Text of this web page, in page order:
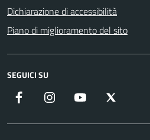
Dichiarazione di accessibilità
Piano di miglioramento del sito
SEGUICI SU
Facebook Instagram YouTube